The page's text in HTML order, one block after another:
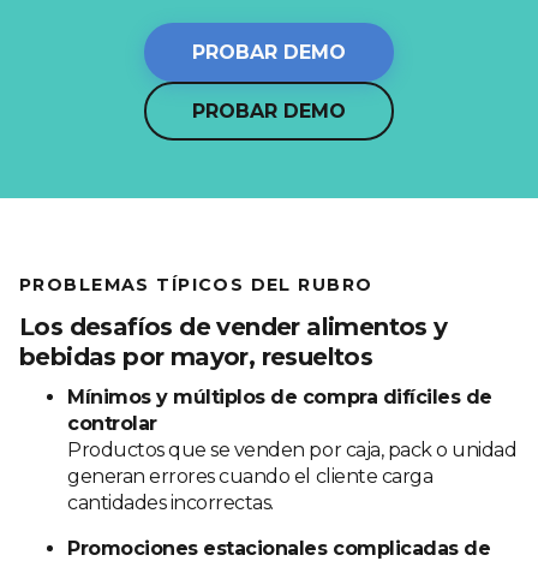
PROBAR DEMO
PROBAR DEMO
PROBLEMAS TÍPICOS DEL RUBRO
Los desafíos de vender alimentos y
bebidas por mayor, resueltos
Mínimos y múltiplos de compra difíciles de
controlar
Productos que se venden por caja, pack o unidad
generan errores cuando el cliente carga
cantidades incorrectas.
Promociones estacionales complicadas de